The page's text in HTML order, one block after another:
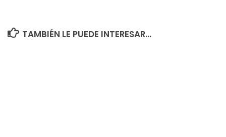
TAMBIÉN LE PUEDE INTERESAR...